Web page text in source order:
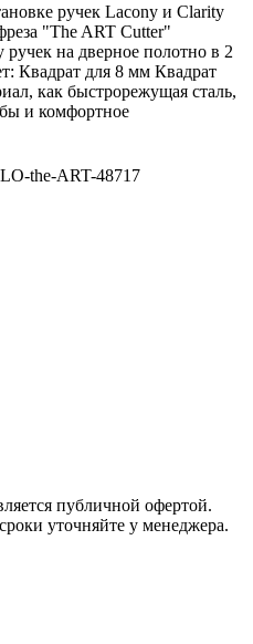
ручек Lacony и Clarity
"The ART Cutter"
ручек на дверное полотно в 2
Квадрат для 8 мм Квадрат
как быстрорежущая сталь,
и комфортное
the-ART-48717
публичной офертой.
уточняйте у менеджера.